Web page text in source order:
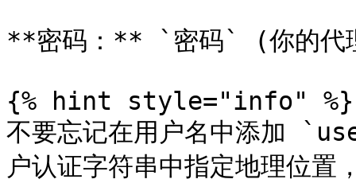
**密码：** `密码` (你的代
{% hint style="info" %}
不要忘记在用户名中添加
户认证字符串中指定地理位